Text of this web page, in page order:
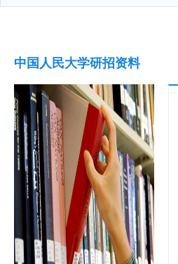
中国人民大学研招资料